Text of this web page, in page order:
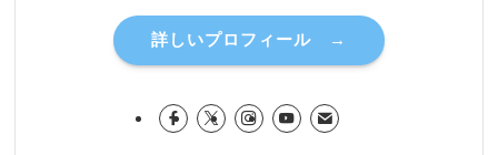
詳しいプロフィール →